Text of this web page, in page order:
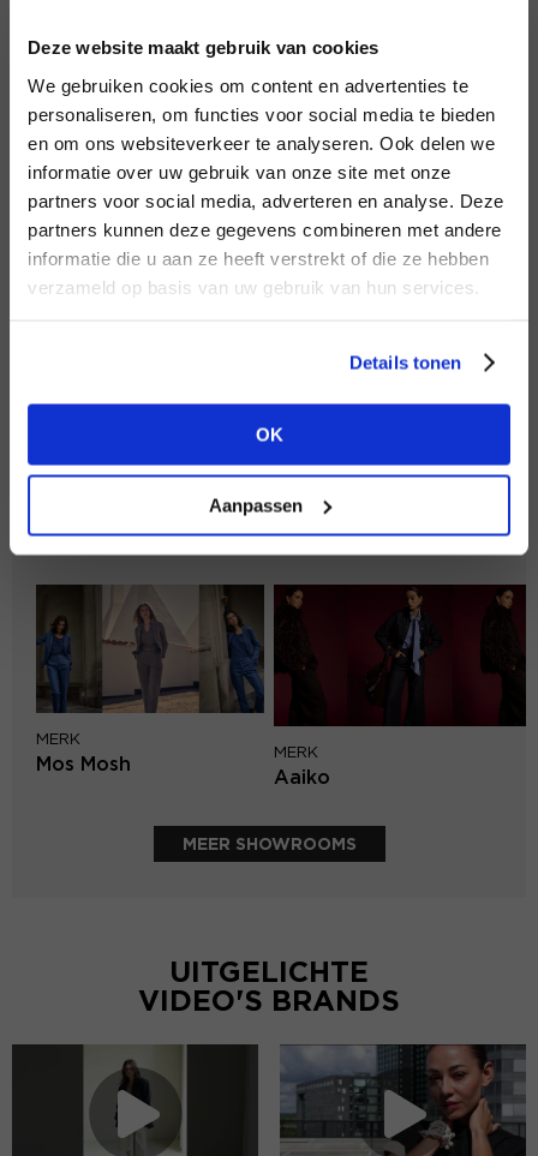
Deze website maakt gebruik van cookies
We gebruiken cookies om content en advertenties te
personaliseren, om functies voor social media te bieden
en om ons websiteverkeer te analyseren. Ook delen we
informatie over uw gebruik van onze site met onze
partners voor social media, adverteren en analyse. Deze
partners kunnen deze gegevens combineren met andere
informatie die u aan ze heeft verstrekt of die ze hebben
verzameld op basis van uw gebruik van hun services.
Details tonen
OK
Aanpassen
INLOGGEN
Wachtwoord
INLOGGEN
NOG GEEN ACCOUNT?
HEB JE NOG GEEN
ACCOUNT?
aan of bekijk de andere mogelijkheden.
BEKIJK ALLE OPTIES
MERK
Circle of Trust
Second female
MERK
MERK
Harper & Yve
MERK
Mos Mosh
MERK
Aaiko
MEER SHOWROOMS
UITGELICHTE
VIDEO'S BRANDS